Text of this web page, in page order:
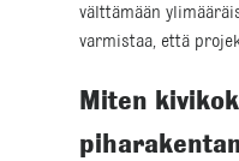
välttämään
varmistaa, että
Miten